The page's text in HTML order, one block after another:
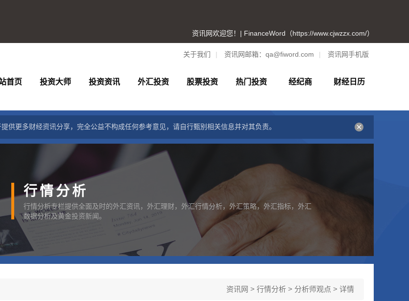
资讯网欢迎您！| FinanceWord（https://www.cjwzzx.com/）
关于我们 | 资讯网邮箱： qa@fiword.com | 资讯网手机版
首页 投资大师 投资资讯 外汇投资 股票投资 热门投资 经纪商 财经日历
供更多财经资讯分享，完全公益不构成任何参考意见，请自行甄别相关信息并对其负责。
行情分析
行情分析专栏提供全面及时的外汇资讯，外汇理财，外汇行情分析，外汇策略，外汇指标，外汇
数据分析及黄金投资新闻。
资讯网 > 行情分析 > 分析师观点 > 详情